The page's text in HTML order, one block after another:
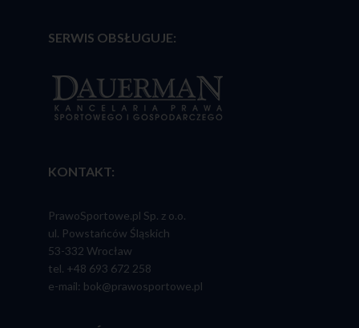
SERWIS OBSŁUGUJE:
KONTAKT:
PrawoSportowe.pl Sp. z o.o.
ul. Powstańców Śląskich
53-332 Wrocław
tel. +48 693 672 258
e-mail: bok@prawosportowe.pl